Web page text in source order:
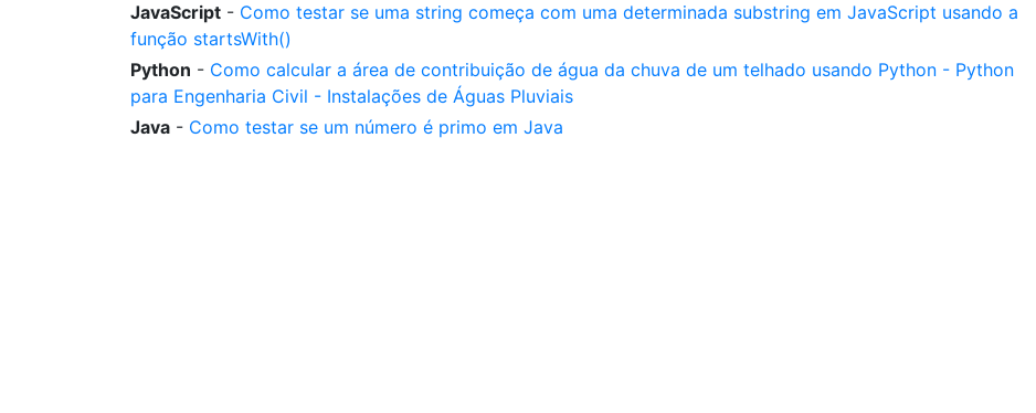
JavaScript - Como testar se uma string começa com uma determinada substring em JavaScript usando a
função startsWith()
Python - Como calcular a área de contribuição de água da chuva de um telhado usando Python - Python
para Engenharia Civil - Instalações de Águas Pluviais
Java - Como testar se um número é primo em Java